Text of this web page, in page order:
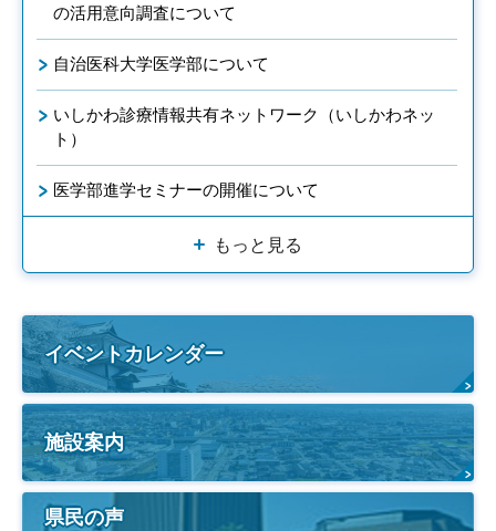
の活用意向調査について
自治医科大学医学部について
いしかわ診療情報共有ネットワーク（いしかわネッ
ト）
医学部進学セミナーの開催について
もっと見る
イベントカレンダー
施設案内
県民の声